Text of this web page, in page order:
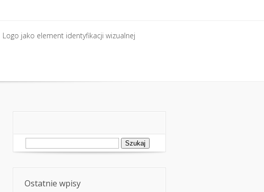
Logo jako element identyfikacji wizualnej
Szukaj:
Ostatnie wpisy